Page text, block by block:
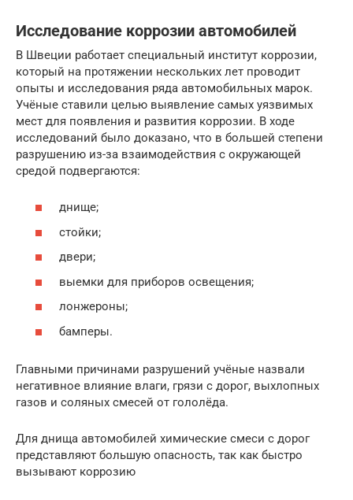
Исследование коррозии автомобилей
В Швеции работает специальный институт коррозии,
который на протяжении нескольких лет проводит
опыты и исследования ряда автомобильных марок.
Учёные ставили целью выявление самых уязвимых
мест для появления и развития коррозии. В ходе
исследований было доказано, что в большей степени
разрушению из-за взаимодействия с окружающей
средой подвергаются:
днище;
стойки;
двери;
выемки для приборов освещения;
лонжероны;
бамперы.
Главными причинами разрушений учёные назвали
негативное влияние влаги, грязи с дорог, выхлопных
газов и соляных смесей от гололёда.
Для днища автомобилей химические смеси с дорог
представляют большую опасность, так как быстро
вызывают коррозию